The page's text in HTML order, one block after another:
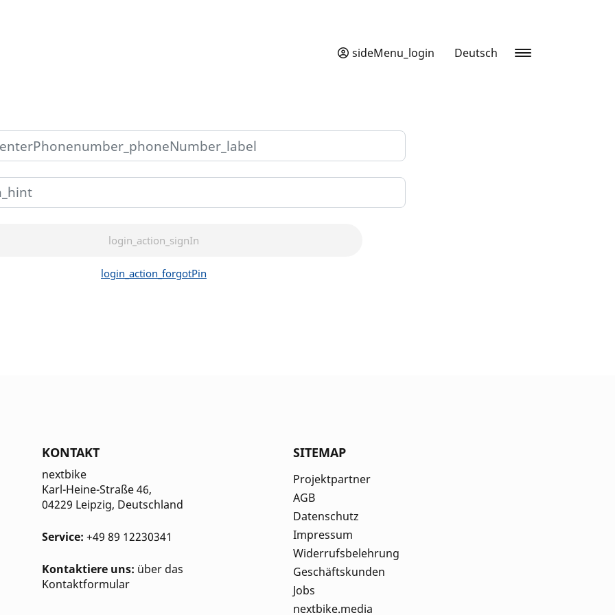
sideMenu_login
Deutsch
KONTAKT
nextbike
Karl-Heine-Straße 46,
04229 Leipzig, Deutschland
Service: +49 89 12230341
Kontaktiere uns: über das
Kontaktformular
SITEMAP
Projektpartner
AGB
Datenschutz
Impressum
Widerrufsbelehrung
Geschäftskunden
Jobs
nextbike.media